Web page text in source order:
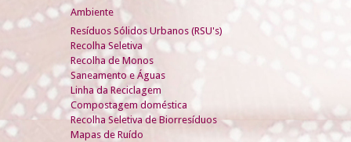
Ambiente
Resíduos Sólidos Urbanos (RSU's)
Recolha Seletiva
Recolha de Monos
Saneamento e Águas
Linha da Reciclagem
Compostagem doméstica
Recolha Seletiva de Biorresíduos
Mapas de Ruído